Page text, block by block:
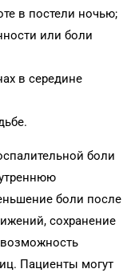
в постели ночью;
или боли
в середине
боли
боли после
сохранение
Пациенты могут